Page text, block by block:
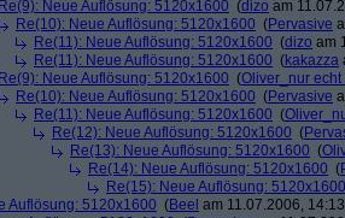
Re(9): Neue Auflösung: 5120x1600 (dizo am
Re(10): Neue Auflösung: 5120x1600 (Pervasive
Re(11): Neue Auflösung: 5120x1600 (dizo am
Re(11): Neue Auflösung: 5120x1600 (kakazza
Re(9): Neue Auflösung: 5120x1600 (Oliver_nur
Re(10): Neue Auflösung: 5120x1600 (Pervasive
Re(11): Neue Auflösung: 5120x1600 (
Re(12): Neue Auflösung: 5120x1600 (
Re(13): Neue Auflösung: 5120x1600 (
Re(14): Neue Auflösung: 5120x1600 (
Re(15): Neue Auflösung: 5120x1600
Auflösung: 5120x1600 (Beel am 11.07.2006,